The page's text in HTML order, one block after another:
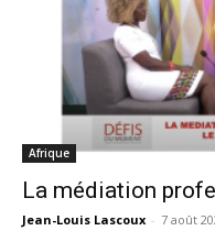
Afrique
La médiation
Jean-Louis Lascoux - 7 août